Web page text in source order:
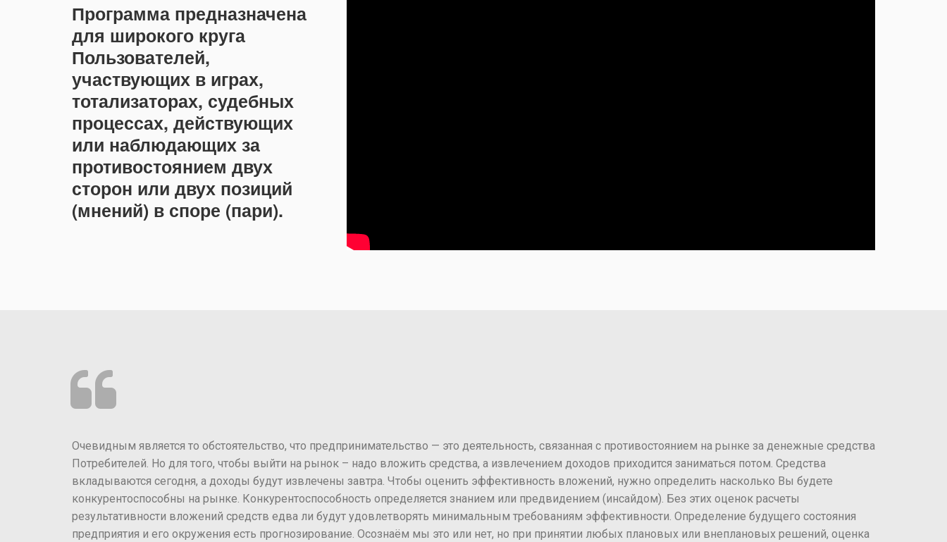
Программа предназначена
для широкого круга
Пользователей,
участвующих в играх,
тотализаторах, судебных
процессах, действующих
или наблюдающих за
противостоянием двух
сторон или двух позиций
(мнений) в споре (пари).
Очевидным является то обстоятельство, что предпринимательство — это деятельность, связанная с противостоянием на рынке за денежные средства
Потребителей. Но для того, чтобы выйти на рынок – надо вложить средства, а извлечением доходов приходится заниматься потом. Средства
вкладываются сегодня, а доходы будут извлечены завтра. Чтобы оценить эффективность вложений, нужно определить насколько Вы будете
конкурентоспособны на рынке. Конкурентоспособность определяется знанием или предвидением (инсайдом). Без этих оценок расчеты
результативности вложений средств едва ли будут удовлетворять минимальным требованиям эффективности. Определение будущего состояния
предприятия и его окружения есть прогнозирование. Осознаём мы это или нет, но при принятии любых плановых или внеплановых решений, оценка